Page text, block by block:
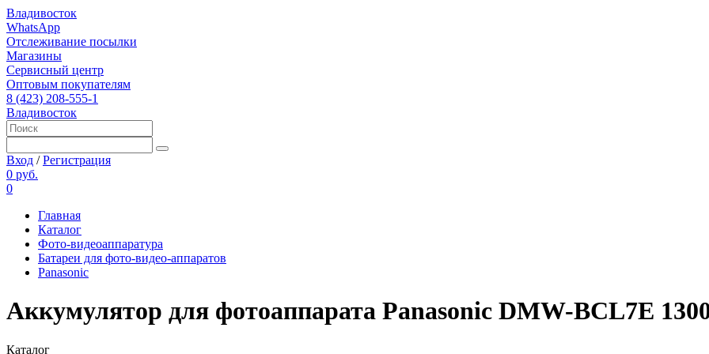
Владивосток
WhatsApp
Отслеживание посылки
Магазины
Сервисный центр
Оптовым покупателям
8 (423) 208-555-1
Владивосток
Вход /Регистрация
0 руб.
0
Главная
Каталог
Фото-видеоаппаратура
Батареи для фото-видео-аппаратов
Panasonic
Аккумулятор для фотоаппарата Panasonic DMW-BCL7E
Каталог